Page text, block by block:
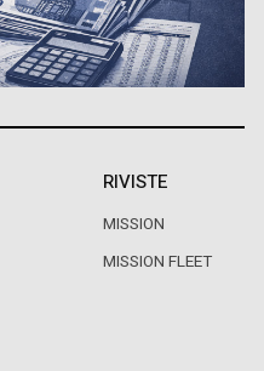
RIVISTE
MISSION
MISSION FLEET